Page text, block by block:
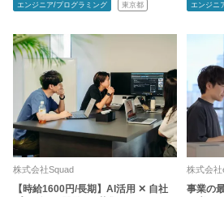
エンジニア/プログラミング 東京都 エンジニ
株式会社Squad
【時給1600円/長期】AI活用 ✕ 自社
株式会
事業の